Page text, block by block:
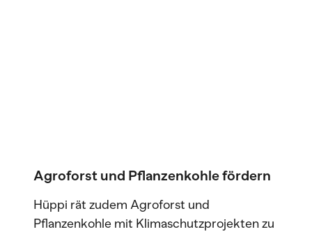
Agroforst und Pflanzenkohle fördern
Hüppi rät zudem Agroforst und
Pflanzenkohle mit Klimaschutzprojekten zu